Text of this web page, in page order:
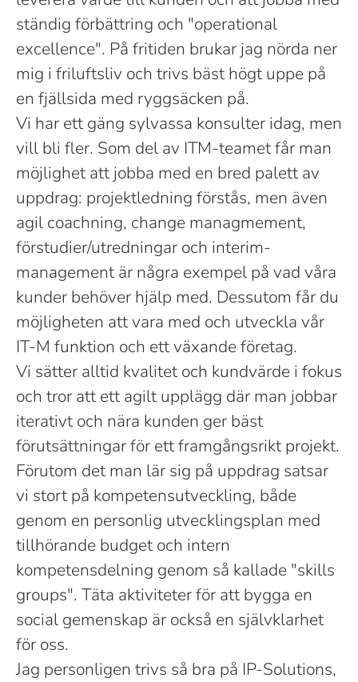
ständig förbättring och "operational
excellence". På fritiden brukar jag nörda ner
mig i friluftsliv och trivs bäst högt uppe på
en fjällsida med ryggsäcken på.
Vi har ett gäng sylvassa konsulter idag, men
vill bli fler. Som del av ITM-teamet får man
möjlighet att jobba med en bred palett av
uppdrag: projektledning förstås, men även
agil coachning, change managmement,
förstudier/utredningar och interim-
management är några exempel på vad våra
kunder behöver hjälp med. Dessutom får du
möjligheten att vara med och utveckla vår
IT-M funktion och ett växande företag.
Vi sätter alltid kvalitet och kundvärde i fokus
och tror att ett agilt upplägg där man jobbar
iterativt och nära kunden ger bäst
förutsättningar för ett framgångsrikt projekt.
Förutom det man lär sig på uppdrag satsar
vi stort på kompetensutveckling, både
genom en personlig utvecklingsplan med
tillhörande budget och intern
kompetensdelning genom så kallade "skills
groups". Täta aktiviteter för att bygga en
social gemenskap är också en självklarhet
för oss.
Jag personligen trivs så bra på IP-Solutions,